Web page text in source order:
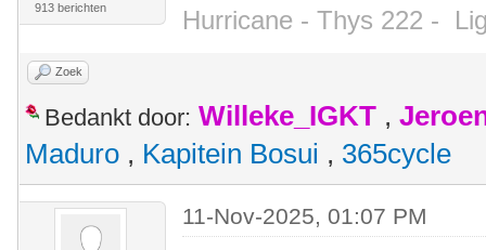
913 berichten
Hurricane - Thys 222 -
Zoek
Bedankt door: Willeke_IGKT ,
Maduro , Kapitein Bosui , 365cycle
11-Nov-2025, 01:07 PM